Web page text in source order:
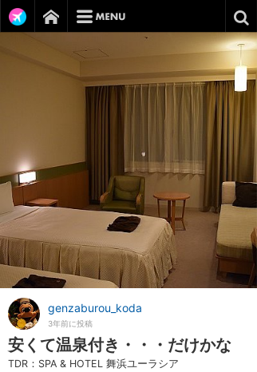
genzaburou_koda
3年前に投稿
安くて温泉付き・・・だけかな
TDR：SPA & HOTEL 舞浜ユーラシア